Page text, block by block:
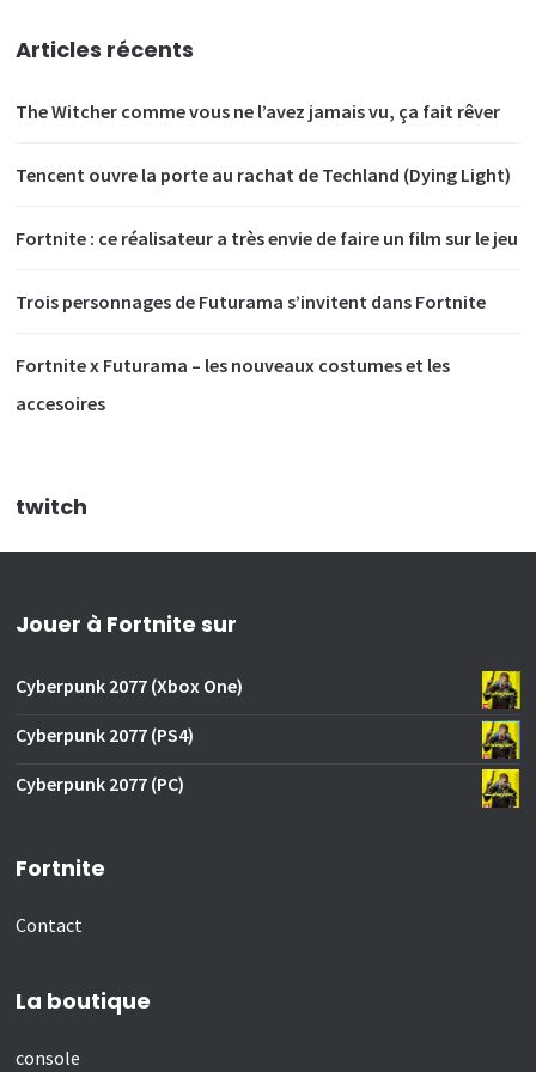
Articles récents
The Witcher comme vous ne l’avez jamais vu, ça fait rêver
Tencent ouvre la porte au rachat de Techland (Dying Light)
Fortnite : ce réalisateur a très envie de faire un film sur le jeu
Trois personnages de Futurama s’invitent dans Fortnite
Fortnite x Futurama – les nouveaux costumes et les
accesoires
twitch
Jouer à Fortnite sur
Cyberpunk 2077 (Xbox One)
Cyberpunk 2077 (PS4)
Cyberpunk 2077 (PC)
Fortnite
Contact
La boutique
console